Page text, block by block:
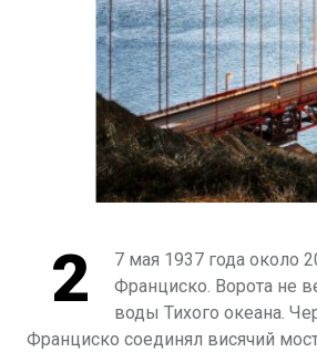
2
7 мая 1937 года около
Франциско. Ворота не
воды Тихого океана.
Франциско соединял висячий